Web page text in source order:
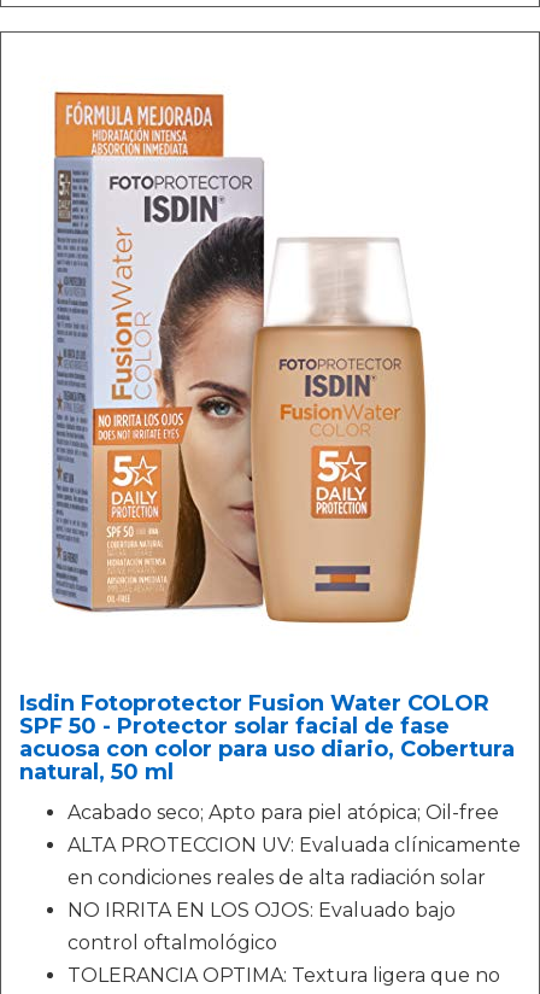
Isdin Fotoprotector Fusion Water COLOR
SPF 50 - Protector solar facial de fase
acuosa con color para uso diario, Cobertura
natural, 50 ml
Acabado seco; Apto para piel atópica; Oil-free
ALTA PROTECCION UV: Evaluada clínicamente
en condiciones reales de alta radiación solar
NO IRRITA EN LOS OJOS: Evaluado bajo
control oftalmológico
TOLERANCIA OPTIMA: Textura ligera que no